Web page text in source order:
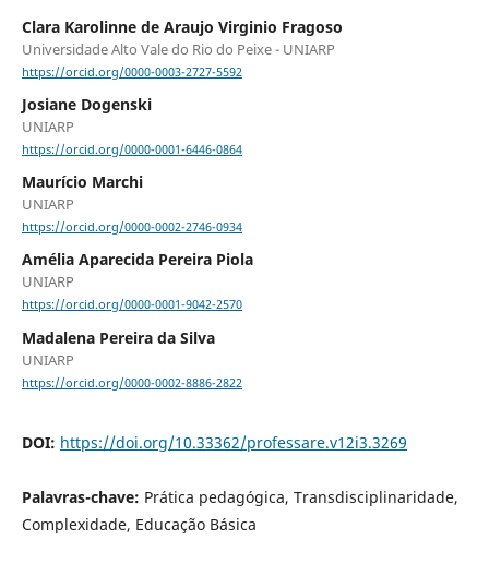
Clara Karolinne de Araujo Virginio Fragoso
Universidade Alto Vale do Rio do Peixe - UNIARP
https://orcid.org/0000-0003-2727-5592
Josiane Dogenski
UNIARP
https://orcid.org/0000-0001-6446-0864
Maurício Marchi
UNIARP
https://orcid.org/0000-0002-2746-0934
Amélia Aparecida Pereira Piola
UNIARP
https://orcid.org/0000-0001-9042-2570
Madalena Pereira da Silva
UNIARP
https://orcid.org/0000-0002-8886-2822
DOI: https://doi.org/10.33362/professare.v12i3.3269
Palavras-chave: Prática pedagógica, Transdisciplinaridade,
Complexidade, Educação Básica